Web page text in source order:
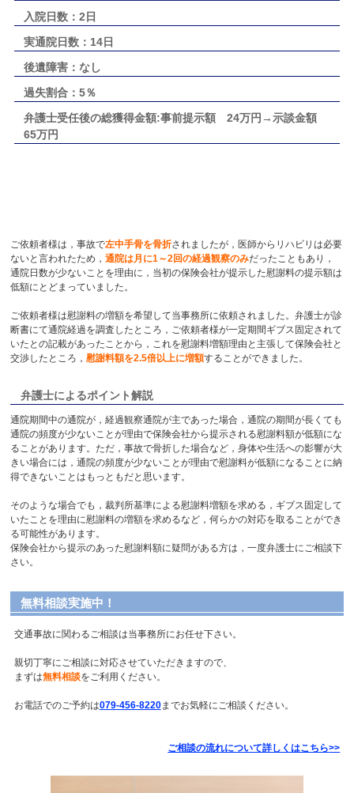
入院日数：2日
実通院日数：14日
後遺障害：なし
過失割合：5％
弁護士受任後の総獲得金額:事前提示額 24万円→示談金額
65万円
ご依頼者様は，事故で左中手骨を骨折されましたが，医師からリハビリは必要
ないと言われたため，通院は月に1～2回の経過観察のみだったこともあり，
通院日数が少ないことを理由に，当初の保険会社が提示した慰謝料の提示額は
低額にとどまっていました。
ご依頼者様は慰謝料の増額を希望して当事務所に依頼されました。弁護士が診
断書にて通院経過を調査したところ，ご依頼者様が一定期間ギブス固定されて
いたとの記載があったことから，これを慰謝料増額理由と主張して保険会社と
交渉したところ，慰謝料額を2.5倍以上に増額することができました。
弁護士によるポイント解説
通院期間中の通院が，経過観察通院が主であった場合，通院の期間が長くても
通院の頻度が少ないことが理由で保険会社から提示される慰謝料額が低額にな
ることがあります。ただ，事故で骨折した場合など，身体や生活への影響が大
きい場合には，通院の頻度が少ないことが理由で慰謝料が低額になることに納
得できないことはもっともだと思います。
そのような場合でも，裁判所基準による慰謝料増額を求める，ギブス固定して
いたことを理由に慰謝料の増額を求めるなど，何らかの対応を取ることができ
る可能性があります。
保険会社から提示のあった慰謝料額に疑問がある方は，一度弁護士にご相談下
さい。
無料相談実施中！
交通事故に関わるご相談は当事務所にお任せ下さい。
親切丁寧にご相談に対応させていただきますので、
まずは無料相談をご利用ください。
お電話でのご予約は079-456-8220までお気軽にご相談ください。
ご相談の流れについて詳しくはこちら>>